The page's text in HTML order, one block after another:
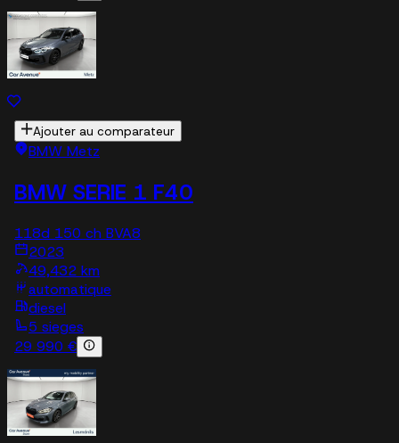
Ajouter au comparateur
BMW Metz
BMW SERIE 1 F40
118d 150 ch BVA8
2023
49,432 km
automatique
diesel
5 sieges
29 990 €